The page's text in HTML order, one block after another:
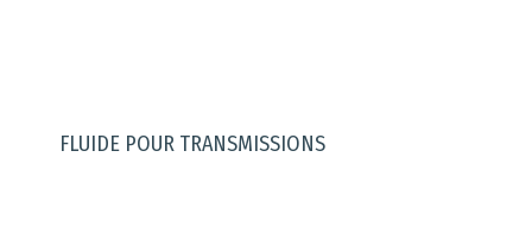
FLUIDE POUR TRANSMISSIONS